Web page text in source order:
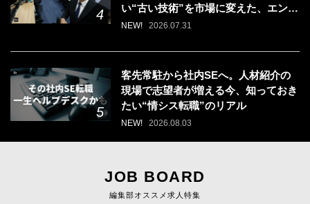
い“古い技術”を市場に変えた、エンジ
ニアの「戦う場所」の選び方
NEW! 2026.07.31
客先常駐から社内SEへ。人材紹介の
現場で志望者が増える今、知っておき
たい“情シス転職”のリアル
NEW! 2026.08.03
JOB BOARD
編集部オススメ求人特集